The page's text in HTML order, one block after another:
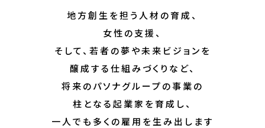
地方創生を担う人材の育成、
女性の支援、
そして、若者の夢や未来ビジョンを
醸成する仕組みづくりなど、
将来のパソナグループの事業の
柱となる起業家を育成し、
一人でも多くの雇用を生み出します